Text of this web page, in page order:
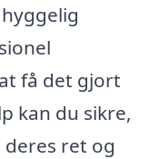
få det gjort
kan du sikre,
ret og